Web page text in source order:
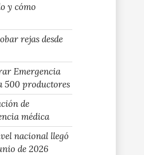
y cómo
rejas desde
Emergencia
500 productores
de
médica
nacional llegó
de 2026